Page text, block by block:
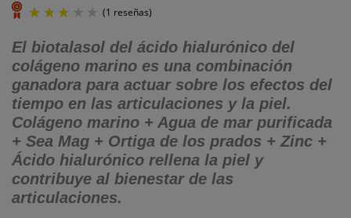
(1 reseñas)
El biotalasol del ácido hialurónico del
colágeno marino es una combinación
ganadora para actuar sobre los efectos del
tiempo en las articulaciones y la piel.
Colágeno marino + Agua de mar purificada
+ Sea Mag + Ortiga de los prados + Zinc +
Ácido hialurónico rellena la piel y
contribuye al bienestar de las
articulaciones.